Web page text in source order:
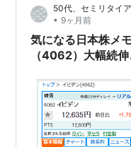
気になるところ。 さ
(4062) 企業投…
50代、セミリタイ
• 9ヶ月前
気になる日本株メ
（4062）大幅続